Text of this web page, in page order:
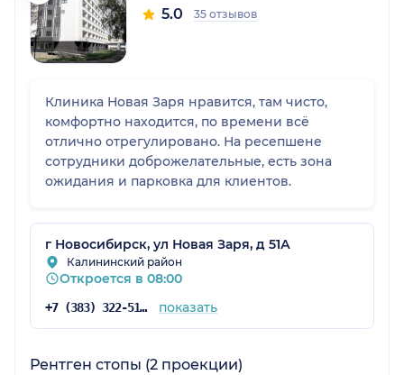
5.0 35 отзывов
Клиника Новая Заря нравится, там чисто,
комфортно находится, по времени всё
отлично отрегулировано. На ресепшене
сотрудники доброжелательные, есть зона
ожидания и парковка для клиентов.
г Новосибирск, ул Новая Заря, д 51А
Калининский район
Откроется в 08:00
+7 (383) 322-51-04 показать
Рентген стопы (2 проекции)